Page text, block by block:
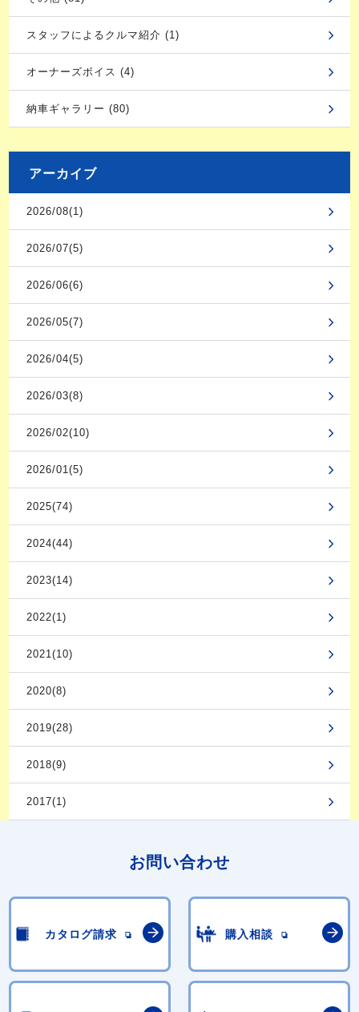
スタッフによるクルマ紹介 (1)
オーナーズボイス (4)
納車ギャラリー (80)
アーカイブ
2026/08(1)
2026/07(5)
2026/06(6)
2026/05(7)
2026/04(5)
2026/03(8)
2026/02(10)
2026/01(5)
2025(74)
2024(44)
2023(14)
2022(1)
2021(10)
2020(8)
2019(28)
2018(9)
2017(1)
お問い合わせ
カタログ請求 購入相談